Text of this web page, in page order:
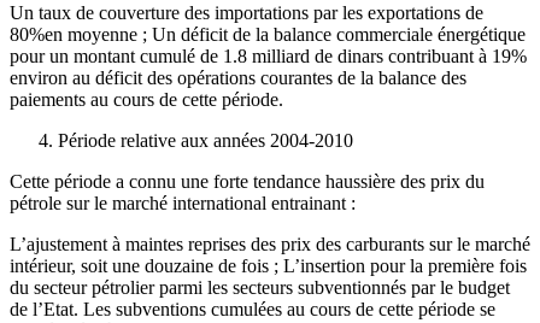
Un taux de couverture des importations par les exportations de
80%en moyenne ; Un déficit de la balance commerciale énergétique
pour un montant cumulé de 1.8 milliard de dinars contribuant à 19%
environ au déficit des opérations courantes de la balance des
paiements au cours de cette période.
Période relative aux années 2004-2010
Cette période a connu une forte tendance haussière des prix du
pétrole sur le marché international entrainant :
L’ajustement à maintes reprises des prix des carburants sur le marché
intérieur, soit une douzaine de fois ; L’insertion pour la première fois
du secteur pétrolier parmi les secteurs subventionnés par le budget
de l’Etat. Les subventions cumulées au cours de cette période se